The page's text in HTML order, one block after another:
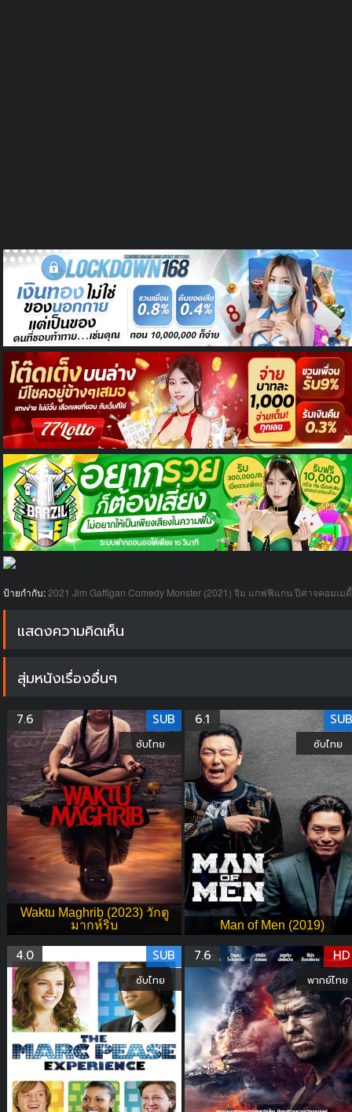
ป้ายกำกับ:2021 Jim Gaffigan Comedy Monster (2021) จิม แกฟฟิแกน ปีศาจคอมเมดี้
แสดงความคิดเห็น
สุ่มหนังเรื่องอื่นๆ
Waktu Maghrib (2023) วักตู
มากห์ริบ
7.6 SUB
ซับไทย
Man of Men (2019)
6.1 SUB
ซับไทย
4.0 SUB
ซับไทย
7.6 HD
พากย์ไทย